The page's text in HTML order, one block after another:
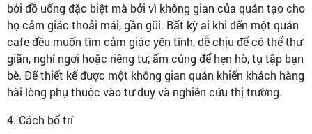
bởi đồ uống đặc biệt mà bởi vì không gian của quán tạo cho
họ cảm giác thoải mái, gần gũi. Bất kỳ ai khi đến một quán
cafe đều muốn tìm cảm giác yên tĩnh, dễ chịu để có thể thư
giãn, nghỉ ngơi hoặc riêng tư, ấm cúng để hẹn hò, tụ tập bạn
bè. Để thiết kế được một không gian quán khiến khách hàng
hài lòng phụ thuộc vào tư duy và nghiên cứu thị trường.
4. Cách bố trí